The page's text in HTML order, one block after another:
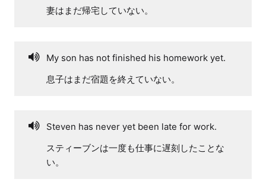
妻はまだ帰宅していない。
My son has not finished his homework yet.
息子はまだ宿題を終えていない。
Steven has never yet been late for work.
スティーブンは一度も仕事に遅刻したことな
い。